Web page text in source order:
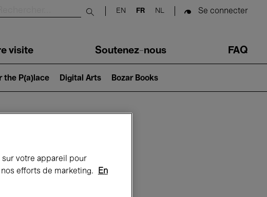
Submit search
EN FR NL Se connecter
visite Soutenez-nous FAQ
the P(a)lace Digital Arts Bozar Books
sur votre appareil pour
efforts de marketing.
En